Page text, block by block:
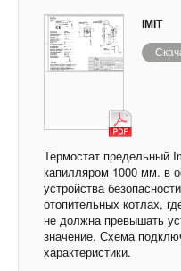
IMIT
Термостат предельный
капилляром 1000 мм. в
устройства
отопительных котлах,
не должна превышать
значение. Схема
характеристики.